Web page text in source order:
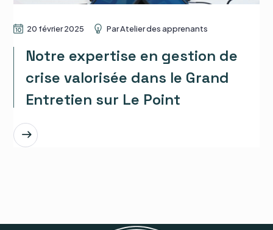
20 février 2025 ParAtelier des apprenants
Notre expertise en gestion de
crise valorisée dans le Grand
Entretien sur Le Point